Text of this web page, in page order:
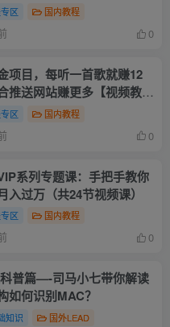
区 国内教程
0
项目，每听一首歌就赚12
推送网站赚更多【视频教
区 国内教程
0
系列专题课：手把手教你
入过万（共24节视频课）
区 国内教程
0
普篇—-司马小七带你解读
如何识别MAC？
知识 国外LEAD